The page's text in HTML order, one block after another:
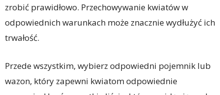
zrobić prawidłowo. Przechowywanie kwiatów w
odpowiednich warunkach może znacznie wydłużyć ich
trwałość.
Przede wszystkim, wybierz odpowiedni pojemnik lub
wazon, który zapewni kwiatom odpowiednie